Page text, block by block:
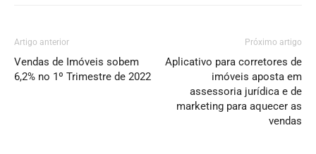
Artigo anterior
Vendas de Imóveis sobem
6,2% no 1º Trimestre de 2022
Próximo artigo
Aplicativo para corretores de
imóveis aposta em
assessoria jurídica e de
marketing para aquecer as
vendas